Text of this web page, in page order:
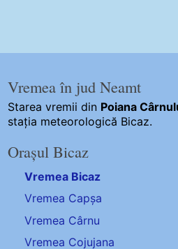
Vremea în jud Neamt
Starea vremii din Poiana
stația meteorologică Bicaz.
Orașul Bicaz
Vremea Bicaz
Vremea Capșa
Vremea Cârnu
Vremea Cojujana